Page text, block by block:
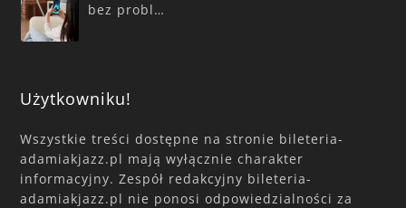
bez probl…
Użytkowniku!
Wszystkie treści dostępne na stronie bileteria-
adamiakjazz.pl mają wyłącznie charakter
informacyjny. Zespół redakcyjny bileteria-
adamiakjazz.pl nie ponosi odpowiedzialności za